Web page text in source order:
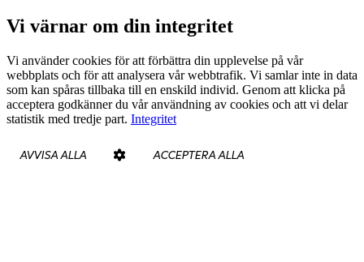
Vi värnar om din integritet
Vi använder cookies för att förbättra din upplevelse på vår
webbplats och för att analysera vår webbtrafik. Vi samlar inte in data
som kan spåras tillbaka till en enskild individ. Genom att klicka på
acceptera godkänner du vår användning av cookies och att vi delar
statistik med tredje part. Integritet
AVVISA ALLA ACCEPTERA ALLA